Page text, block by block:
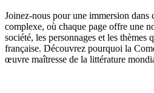
Joinez-nous pour une immersion dans
complexe, où chaque page offre une
société, les personnages et les
française. Découvrez pourquoi la
œuvre maîtresse de la littérature